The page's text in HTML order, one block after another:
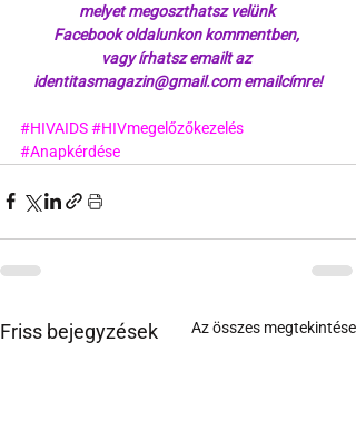
melyet megoszthatsz velünk
Facebook oldalunkon kommentben,
vagy írhatsz emailt az
identitasmagazin@gmail.com emailcímre!
#HIVAIDS#HIVmegelőzőkezelés
#Anapkérdése
Friss bejegyzések Az összes megtekintése